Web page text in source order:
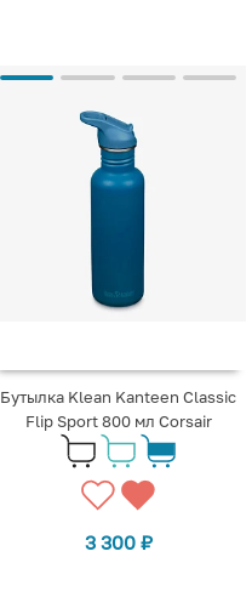
Бутылка Klean Kanteen Classic
Flip Sport 800 мл Corsair
3 300 ₽